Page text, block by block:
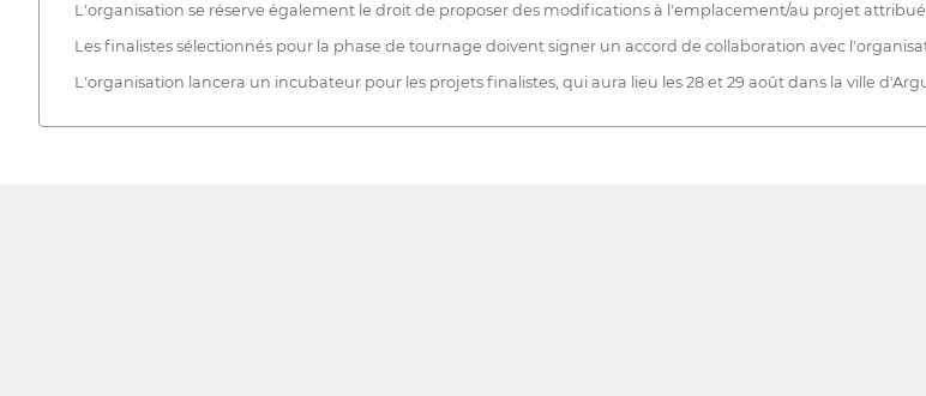
L'organisation se réserve également le droit de proposer des modifications à l'emplacement/au projet
Les finalistes sélectionnés pour la phase de tournage doivent signer un accord de collaboration avec
L'organisation lancera un incubateur pour les projets finalistes, qui aura lieu les 28 et 29 août dans la ville